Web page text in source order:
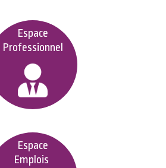
Espace
Professionnel
Espace
Emplois